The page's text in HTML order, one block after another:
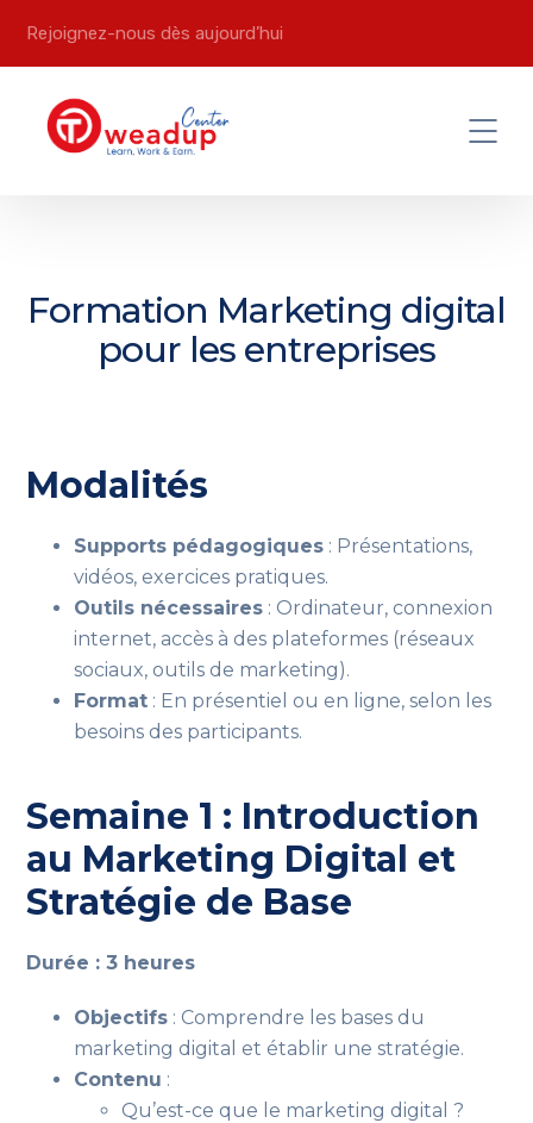
Rejoignez-nous dès aujourd’hui
Formation Marketing digital
pour les entreprises
Modalités
Supports pédagogiques : Présentations,
vidéos, exercices pratiques.
Outils nécessaires : Ordinateur, connexion
internet, accès à des plateformes (réseaux
sociaux, outils de marketing).
Format : En présentiel ou en ligne, selon les
besoins des participants.
Semaine 1 : Introduction
au Marketing Digital et
Stratégie de Base
Durée : 3 heures
Objectifs : Comprendre les bases du
marketing digital et établir une stratégie.
Contenu :
Qu’est-ce que le marketing digital ?